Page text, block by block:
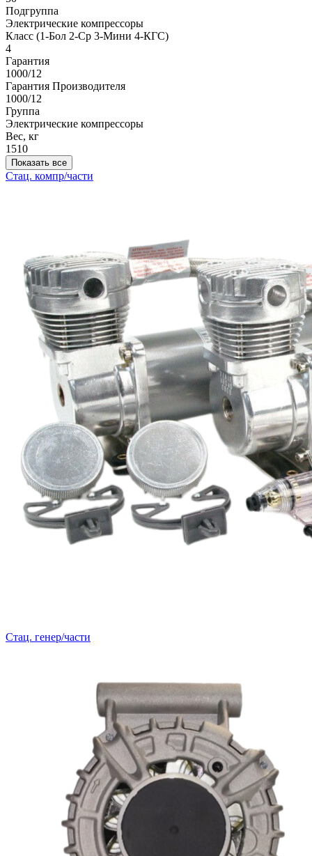
Подгруппа
Электрические компрессоры
Класс (1-Бол 2-Ср 3-Мини 4-КГС)
4
Гарантия
1000/12
Гарантия Производителя
1000/12
Группа
Электрические компрессоры
Вес, кг
1510
Показать все
Стац. компр/части
Стац. генер/части